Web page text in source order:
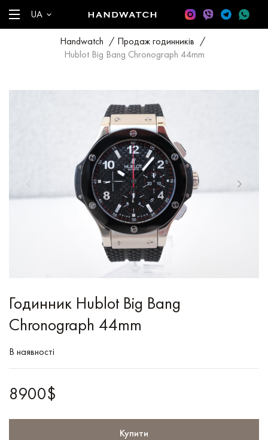
UA
Handwatch / Продаж годинників /
Hublot Big Bang Chronograph 44mm
Годинник Hublot Big Bang
Chronograph 44mm
В наявності
8900$
Купити